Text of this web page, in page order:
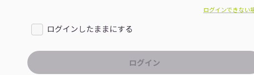
ログインできない
ログインしたままにする